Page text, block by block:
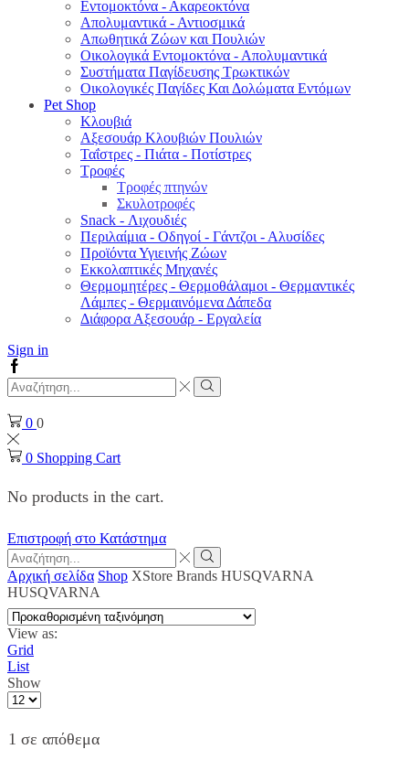
Εντομοκτόνα - Ακαρεοκτόνα
Απολυμαντικά - Αντιοσμικά
Απωθητικά Ζώων και Πουλιών
Οικολογικά Εντομοκτόνα - Απολυμαντικά
Συστήματα Παγίδευσης Τρωκτικών
Οικολογικές Παγίδες Και Δολώματα Εντόμων
Pet Shop
Κλουβιά
Αξεσουάρ Κλουβιών Πουλιών
Ταΐστρες - Πιάτα - Ποτίστρες
Τροφές
Τροφές πτηνών
Σκυλοτροφές
Snack - Λιχουδιές
Περιλαίμια - Οδηγοί - Γάντζοι - Αλυσίδες
Προϊόντα Υγιεινής Ζώων
Εκκολαπτικές Μηχανές
Θερμομητέρες - Θερμοθάλαμοι - Θερμαντικές
Λάμπες - Θερμαινόμενα Δάπεδα
Διάφορα Αξεσουάρ - Εργαλεία
Sign in
Facebook
Search
input
Search
0 0
0 Shopping Cart
No products in the cart.
Επιστροφή στο Κατάστημα
Search
input
Search
Αρχική σελίδα Shop XStore Brands HUSQVARNA
HUSQVARNA
View as:
Grid
List
Show
Products
page
1 σε απόθεμα